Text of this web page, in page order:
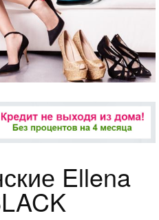
Ellena